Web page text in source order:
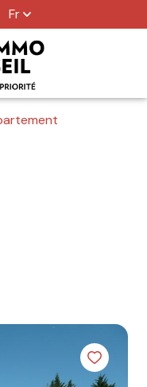
Fr